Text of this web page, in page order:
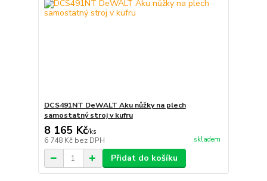
DCS491NT DeWALT Aku nůžky na plech
samostatný stroj v kufru
8 165 Kč/ks
6 748 Kč bez DPH skladem
Přidat do košíku